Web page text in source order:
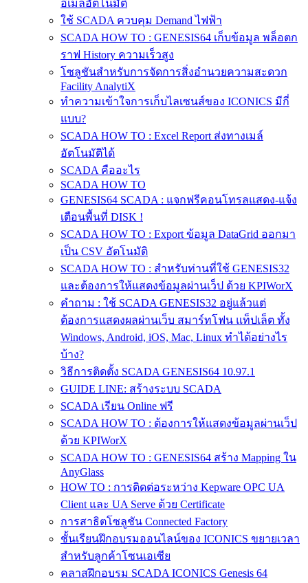
อีเมล์อัตโนมัติ
ใช้ SCADA ควบคุม Demand ไฟฟ้า
SCADA HOW TO : GENESIS64 เก็บข้อมูล พล็อตก
ราฟ History ความเร็วสูง
โซลูชันสำหรับการจัดการสิ่งอำนวยความสะดวก
Facility AnalytiX
ทำความเข้าใจการเก็บไลเซนส์ของ ICONICS มีกี่
แบบ?
SCADA HOW TO : Excel Report ส่งทางเมล์
อัตโนมัติได้
SCADA คืออะไร
SCADA HOW TO
GENESIS64 SCADA : แจกฟรีคอนโทรลแสดง-แจ้ง
เตือนพื้นที่ DISK !
SCADA HOW TO : Export ข้อมูล DataGrid ออกมา
เป็น CSV อัตโนมัติ
SCADA HOW TO : สำหรับท่านที่ใช้ GENESIS32
และต้องการให้แสดงข้อมูลผ่านเว็ป ด้วย KPIWorX
คำถาม : ใช้ SCADA GENESIS32 อยู่แล้วแต่
ต้องการแสดงผลผ่านเว็บ สมาร์ทโฟน แท็ปเล็ต ทั้ง
Windows, Android, iOS, Mac, Linux ทำได้อย่างไร
บ้าง?
วิธีการติดตั้ง SCADA GENESIS64 10.97.1
GUIDE LINE: สร้างระบบ SCADA
SCADA เรียน Online ฟรี
SCADA HOW TO : ต้องการให้แสดงข้อมูลผ่านเว็ป
ด้วย KPIWorX
SCADA HOW TO : GENESIS64 สร้าง Mapping ใน
AnyGlass
HOW TO : การติดต่อระหว่าง Kepware OPC UA
Client และ UA Serve ด้วย Certificate
การสาธิตโซลูชัน Connected Factory
ชั้นเรียนฝึกอบรมออนไลน์ของ ICONICS ขยายเวลา
สำหรับลูกค้าโซนเอเซีย
คลาสฝึกอบรม SCADA ICONICS Genesis 64